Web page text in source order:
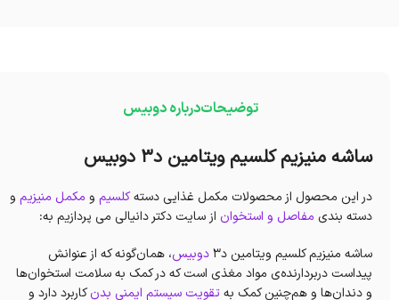
توضیحاتدرباره دوبیس
ساشه منیزیم کلسیم ویتامین د۳ دوبیس
در این محصول از محصولات مکمل غذایی دستهکلسیم و مکمل منیزیم و
دسته بندی مفاصل و استخوان از سایت دکتر دانیالی می پردازیم به:
ساشه منیزیم کلسیم ویتامین د۳
دوبیس، همان‌گونه که از عنوانش
پیداست دربردارنده‌ی مواد مغذی است که در کمک به سلامت استخوان‌ها
و دندان‌ها و هم‌چنین کمک بهتقویت سیستم ایمنی بدنکاربرد دارد و